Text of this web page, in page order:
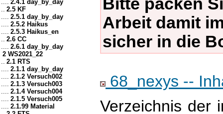
.... 2.4.1 day_by_day
.. 2.5 KF
.... 2.5.1 day_by_day
.... 2.5.2 Haikus
.... 2.5.3 Haikus_en
.. 2.6 CC
.... 2.6.1 day_by_day
2 WS2021_22
.. 2.1 RTS
.... 2.1.1 day_by_day
.... 2.1.2 Versuch002
.... 2.1.3 Versuch003
.... 2.1.4 Versuch004
.... 2.1.5 Versuch005
.... 2.1.99 Material
Bitte packen
Arbeit damit
sicher in die
68_nexys --
Verzeichnis der